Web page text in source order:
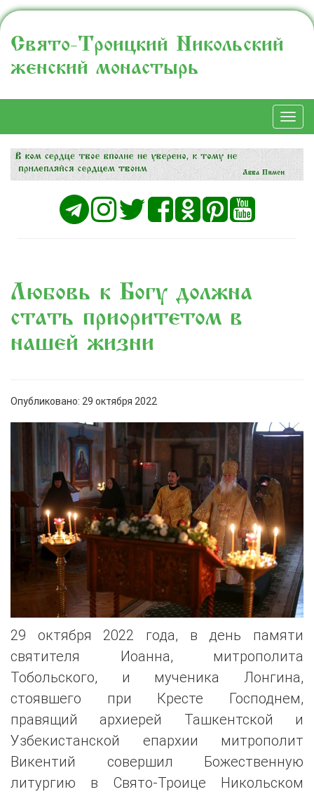
Свято-Троицкий Никольский
женский монастырь
Любовь к Богу должна
стать приоритетом в
нашей жизни
Опубликовано: 29 октября 2022
29 октября 2022 года, в день памяти
святителя Иоанна, митрополита
Тобольского, и мученика Лонгина,
стоявшего при Кресте Господнем,
правящий архиерей Ташкентской и
Узбекистанской епархии митрополит
Викентий совершил Божественную
литургию в Свято-Троице Никольском